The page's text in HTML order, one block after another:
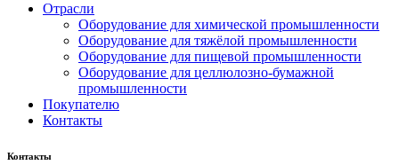
Отрасли
Оборудование для химической промышленности
Оборудование для тяжёлой промышленности
Оборудование для пищевой промышленности
Оборудование для целлюлозно-бумажной
промышленности
Покупателю
Контакты
Контакты